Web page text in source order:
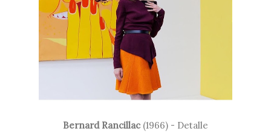
Bernard Rancillac (1966) - Detalle